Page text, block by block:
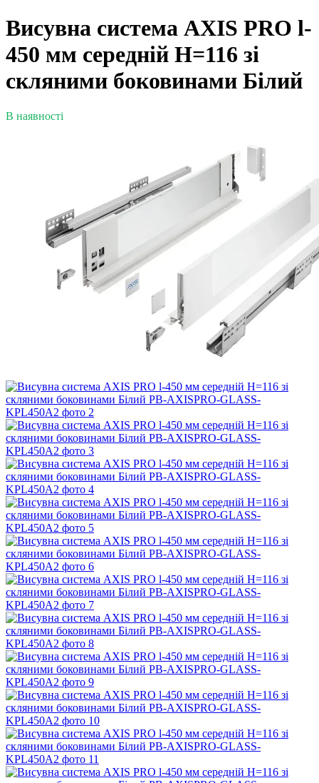
Висувна система AXIS PRO l-
450 мм середній H=116 зі
скляними боковинами Білий
В наявності